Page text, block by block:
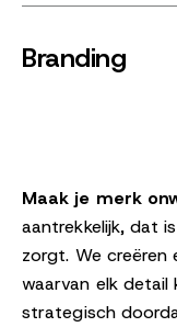
Branding
Maak je merk
aantrekkelijk, dat
zorgt. We
waarvan elk detail
strategisch